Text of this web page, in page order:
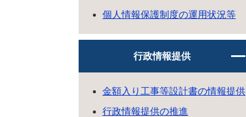
個人情報保護制度の運用状況等
行政情報提供
金額入り工事等設計書の情報提供
行政情報提供の推進